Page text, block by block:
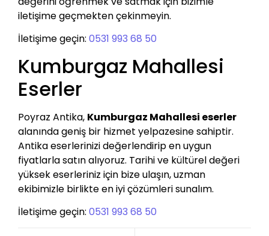
iletişime geçmekten çekinmeyin.
İletişime geçin: 0531 993 68 50
Kumburgaz Mahallesi
Eserler
Poyraz Antika, Kumburgaz Mahallesi eserler
alanında geniş bir hizmet yelpazesine sahiptir.
Antika eserlerinizi değerlendirip en uygun
fiyatlarla satın alıyoruz. Tarihi ve kültürel değeri
yüksek eserleriniz için bize ulaşın, uzman
ekibimizle birlikte en iyi çözümleri sunalım.
İletişime geçin: 0531 993 68 50